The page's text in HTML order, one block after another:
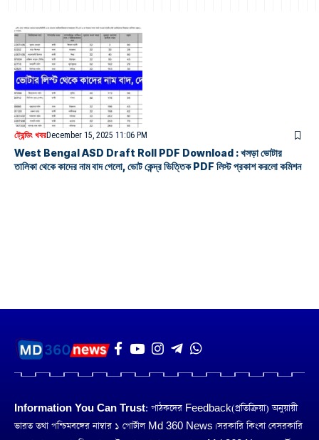
ট্রেন্ডিং খবরDecember 15, 2025 11:06 PM
West Bengal ASD Draft Roll PDF Download : খসড়া ভোটার
তালিকা থেকে কাদের নাম বাদ গেলো, ভোট কেন্দ্র ভিত্তিক PDF লিস্ট প্রকাশ করলো কমিশন
Information You Can Trust: পাঠকদের Feedback(প্রতিক্রিয়া) অনুয়ায়ী
ভারত তথা পশ্চিমবঙ্গের নাম্বার ১ পোর্টাল Md 360 News। সরকারি কিংবা বেসরকারি